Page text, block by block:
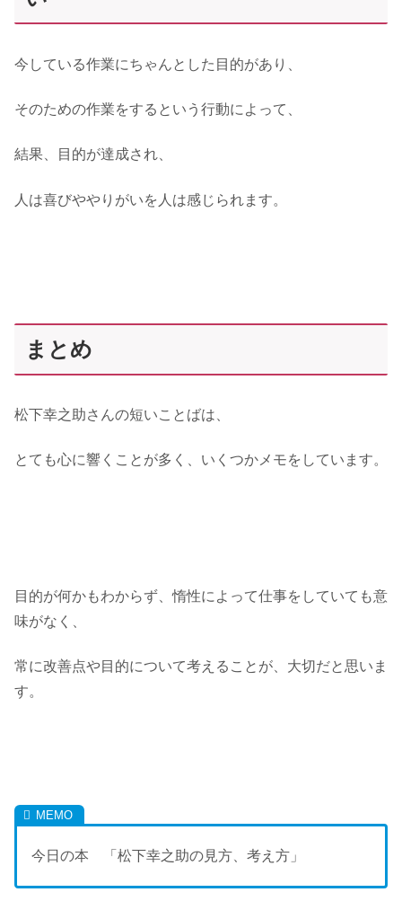
今している作業にちゃんとした目的があり、
そのための作業をするという行動によって、
結果、目的が達成され、
人は喜びややりがいを人は感じられます。
まとめ
松下幸之助さんの短いことばは、
とても心に響くことが多く、いくつかメモをしています。
目的が何かもわからず、惰性によって仕事をしていても意
味がなく、
常に改善点や目的について考えることが、大切だと思いま
す。
今日の本 「松下幸之助の見方、考え方」